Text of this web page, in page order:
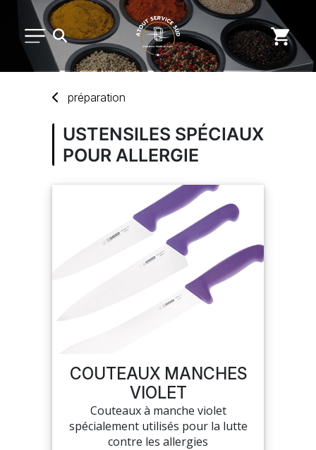
ARTS DE LA TABLE
USAGE UNIQUE
DISTRIBUTION DE REPAS
MES LISTES
préparation
USTENSILES SPÉCIAUX
POUR ALLERGIE
COUTEAUX MANCHES
VIOLET
Couteaux à manche violet
spécialement utilisés pour la lutte
contre les allergies